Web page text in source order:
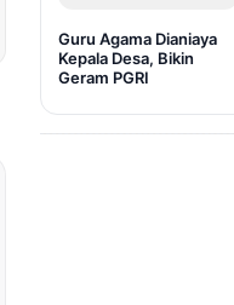
Guru Agama Dianiaya
Kepala Desa, Bikin
Geram PGRI